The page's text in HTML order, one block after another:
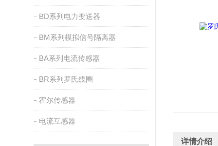
BD系列电力变送器
BM系列模拟信号隔离器
BA系列电流传感器
BR系列罗氏线圈
霍尔传感器
电流互感器
详情介绍